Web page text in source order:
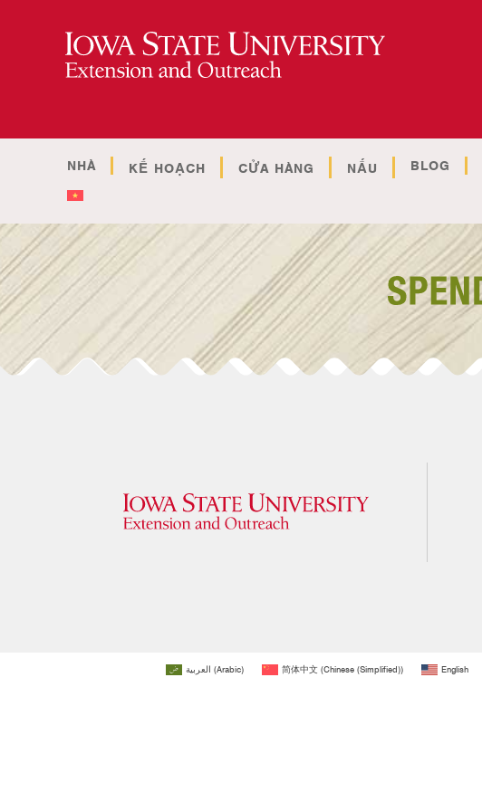
NHÀ KẾ HOẠCH CỬA HÀNG NẤU BLOG
العربية (Arabic) 简体中文(Chinese (Simplified)) English